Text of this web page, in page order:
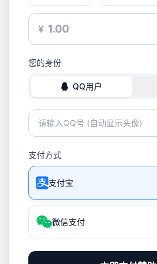
¥
您的身份
QQ用户
支付方式
支付宝
微信支付